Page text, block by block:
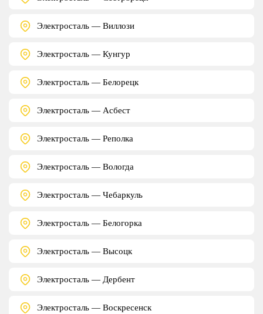
Электросталь — Виллози
Электросталь — Кунгур
Электросталь — Белорецк
Электросталь — Асбест
Электросталь — Реполка
Электросталь — Вологда
Электросталь — Чебаркуль
Электросталь — Белогорка
Электросталь — Высоцк
Электросталь — Дербент
Электросталь — Воскресенск